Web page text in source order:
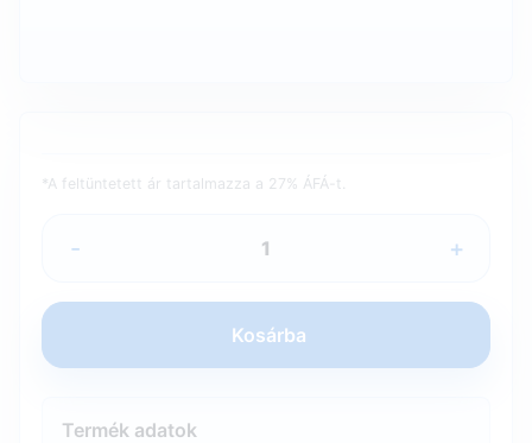
*A feltüntetett ár tartalmazza a 27% ÁFÁ-t.
- +
Kosárba
Termék adatok